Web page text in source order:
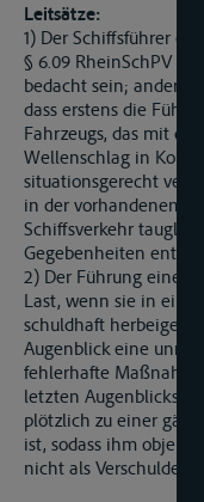
Leitsätze:
1) Der Schiffsführer
§ 6.09 RheinSchPV
bedacht sein;
dass erstens die
Fahrzeugs, das mit
Wellenschlag in
situationsgerecht
in der vorhandenen
Schiffsverkehr
Gegebenheiten
2) Der Führung eines
Last, wenn sie in
schuldhaft
Augenblick eine
fehlerhafte
letzten Augenblicks
plötzlich zu einer
ist, sodass ihm
nicht als Verschulden